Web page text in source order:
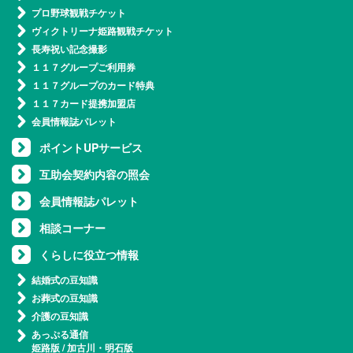
プロ野球観戦チケット
ヴィクトリーナ姫路観戦チケット
長寿祝い記念撮影
１１７グループご利用券
１１７グループのカード特典
１１７カード提携加盟店
会員情報誌パレット
ポイントUPサービス
互助会契約内容の照会
会員情報誌パレット
相談コーナー
くらしに役立つ情報
結婚式の豆知識
お葬式の豆知識
介護の豆知識
あっぷる通信
姫路版/加古川・明石版